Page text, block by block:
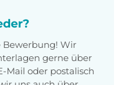
Bewerbung! Wir
gerne über
Mail oder postalisch